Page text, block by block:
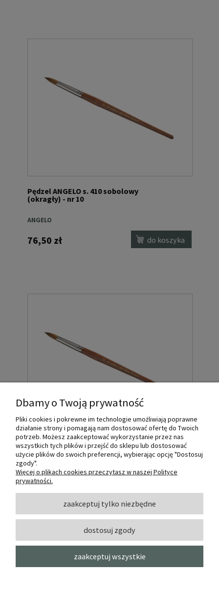
Pędzel ANGELO s. 410 sobolowy
(okragły) - nr 10
ANGELO
76,50 zł do koszyka
Pędzel ANGELO s. 410 sobolowy
(okragły) - nr 12
ANGELO
109,00 zł do koszyka
Dbamy o Twoją prywatność
Pliki cookies i pokrewne im technologie umożliwiają poprawne
działanie strony i pomagają nam dostosować ofertę do Twoich
potrzeb. Możesz zaakceptować wykorzystanie przez nas
wszystkich tych plików i przejść do sklepu lub dostosować
użycie plików do swoich preferencji, wybierając opcję "Dostosuj
zgody".
Więcej o plikach cookies przeczytasz w naszej Polityce
prywatności.
zaakceptuj tylko niezbędne
dostosuj zgody
zaakceptuj wszystkie